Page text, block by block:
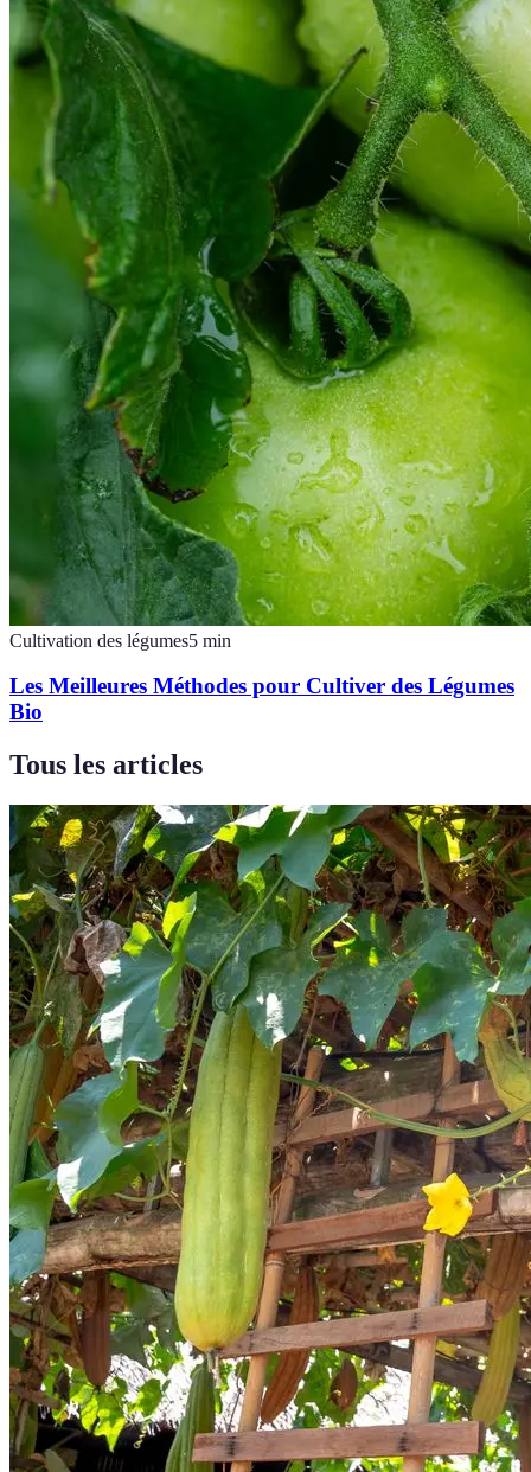
Cultivation des légumes5 min
Les Meilleures Méthodes pour Cultiver des Légumes
Bio
Tous les articles